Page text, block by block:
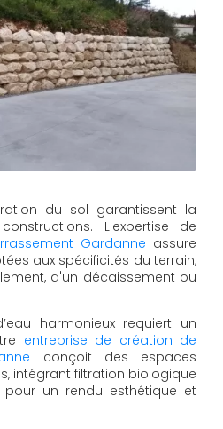
du sol garantissent la
L'expertise de
Gardanne assure
aux spécificités du terrain,
d'un décaissement ou
harmonieux requiert un
entreprise de création de
conçoit des espaces
intégrant filtration biologique
un rendu esthétique et